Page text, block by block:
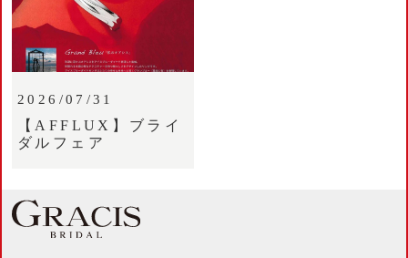
2026/07/31
【AFFLUX】ブライ
ダルフェア